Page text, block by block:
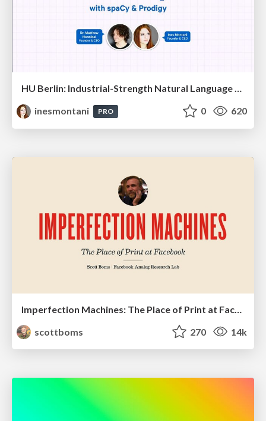
HU Berlin: Industrial-Strength Natural Language Processing with spaCy and Prodigy
inesmontani
PRO 0 620
scottboms
270 14k